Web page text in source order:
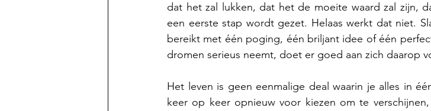
dat het zal lukken, dat het de moeite waard zal zijn,
een eerste stap wordt gezet. Helaas werkt dat niet.
bereikt met één poging, één briljant idee of één
dromen serieus neemt, doet er goed aan zich daarop
Het leven is geen eenmalige deal waarin je alles in
keer op keer opnieuw voor kiezen om te